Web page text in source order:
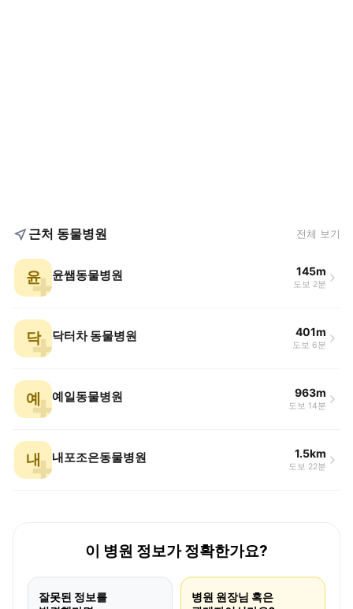
근처 동물병원 전체 보기
윤 윤쌤동물병원 145m
도보 2분
닥 닥터차 동물병원 401m
도보 6분
예 예일동물병원 963m
도보 14분
내 내포조은동물병원 1.5km
도보 22분
이 병원 정보가 정확한가요?
잘못된 정보를
병원 원장님 혹은